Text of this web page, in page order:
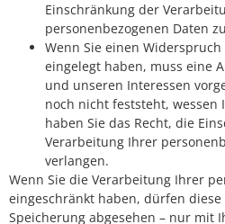
Einschränkung der
personenbezogenen Daten
Wenn Sie einen Widerspruch
eingelegt haben, muss eine
und unseren Interessen
noch nicht feststeht, wessen
haben Sie das Recht, die
Verarbeitung Ihrer
verlangen.
Wenn Sie die Verarbeitung Ihrer
eingeschränkt haben, dürfen
Speicherung abgesehen – nur mit